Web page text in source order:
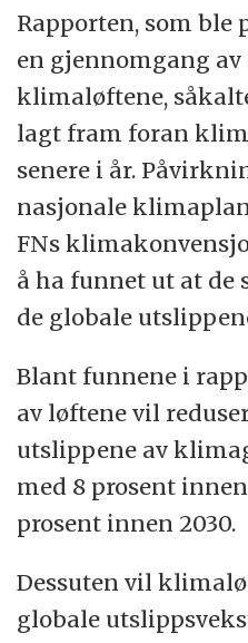
Rapporten, som ble
en gjennomgang av
klimaløftene,
lagt fram foran
senere i år.
nasjonale
FNs
å ha funnet ut at de
de globale
Blant funnene i
av løftene vil
utslippene av
med 8 prosent
prosent innen 2030.
Dessuten vil
globale